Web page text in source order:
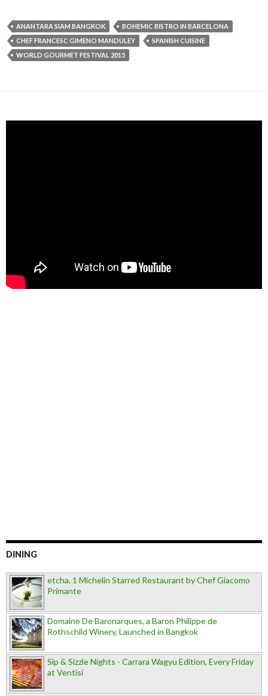
ANANTARA SIAM BANGKOK
BOHEMIC BISTRO IN BARCELONA
CHEF FRANCESC GIMENO MANDULEY
SPANISH CUISINE
WORLD GOURMET FESTIVAL 2015
DINING
etcha, 1 Michelin Starred Restaurant by Chef Giacomo
Primante
Domaine De Baronarques, a Baron Philippe de
Rothschild Winery, Launched in Bangkok
Sip & Sizzle Nights - Carrara Wagyu Edition, Every Friday
at Ventisi